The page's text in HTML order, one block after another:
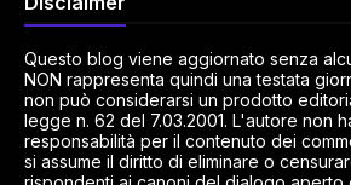
Questo blog viene aggiornato senza
NON rappresenta quindi una testata
non può considerarsi un prodotto
legge n. 62 del 7.03.2001. L'autore non
responsabilità per il contenuto dei
si assume il diritto di eliminare o